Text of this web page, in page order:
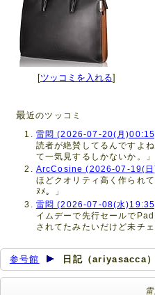
[ツッコミを入れる]
最近のツッコミ
雷悶 (2026-07-20(月
読者が絶賛してるんですよ
て一気見するしかないか。」
ArcCosine (2026-07-19(
ほどクオリティ高く作られ
ﾇﾒ。」
雷悶 (2026-07-08(水
イムデーで先行セールで
されてたみたいだけど未チェ
参号館 日記（ariyasacca）